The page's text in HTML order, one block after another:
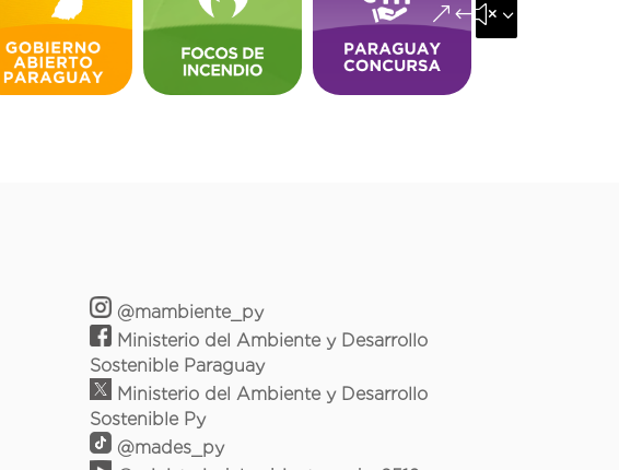
&#x35;
@mambiente_py
Ministerio del Ambiente y Desarrollo
Sostenible Paraguay
Ministerio del Ambiente y Desarrollo
Sostenible Py
@mades_py